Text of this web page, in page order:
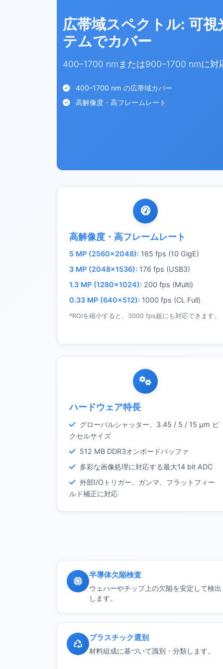
広帯域スペクトル: 可
テムでカバー
400–1700 nmまたは900–1700 nmに対
400–1700 nm の広帯域カバー
高解像度・高フレームレート
高解像度・高フレームレート
5 MP (2560×2048): 165 fps (10 GigE)
3 MP (2048×1536): 176 fps (USB3)
1.3 MP (1280×1024): 200 fps (Multi)
0.33 MP (640×512): 1000 fps (CL Full)
*ROIを縮小すると、3000 fps超にも対応できます。
ハードウェア特長
グローバルシャッター、3.45 / 5 / 15 µm ピ
クセルサイズ
512 MB DDR3オンボードバッファ
多彩な画像処理に対応する最大14 bit ADC
外部I/Oトリガー、ガンマ、フラットフィー
ルド補正に対応
半導体欠陥検査
ウェハーやチップ上の欠陥を安定して検出
します。
プラスチック選別
材料組成に基づいて識別・分類します。